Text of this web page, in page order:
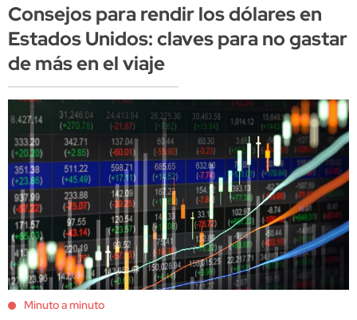
Consejos para rendir los dólares en
Estados Unidos: claves para no gastar
de más en el viaje
Minuto a minuto